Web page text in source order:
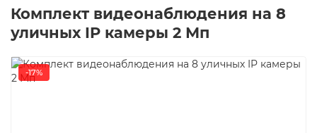
Комплект видеонаблюдения на 8
уличных IP камеры 2 Мп
-17%